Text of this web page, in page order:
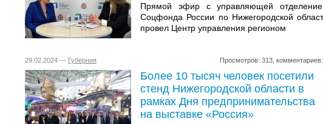
Прямой эфир с управляющей
Соцфонда России по Нижегородской
провел Центр управления регионом
29.02.2024 — Губерния Просмотров: 313,
Более 10 тысяч человек посетили
стенд Нижегородской области в
рамках Дня предпринимательства
на выставке «Россия»